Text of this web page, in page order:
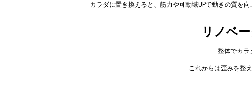
カラダに置き換えると、筋力や可動域UPで動きの質を
リノベ
整体でカラ
これからは歪みを整